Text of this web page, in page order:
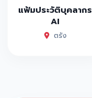
แฟ้มประวัติบุคลากร
AI
ตรัง